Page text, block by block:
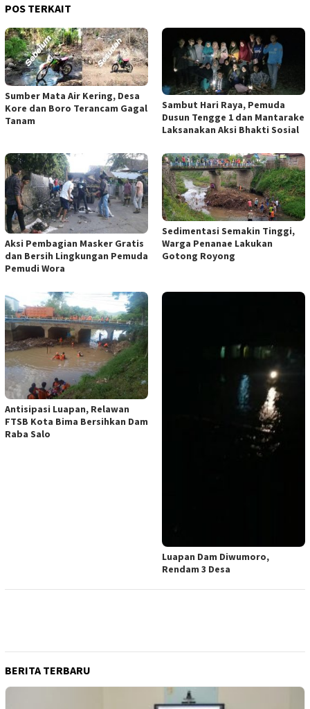
POS TERKAIT
Sumber Mata Air Kering, Desa
Kore dan Boro Terancam Gagal
Tanam
Sambut Hari Raya, Pemuda
Dusun Tengge 1 dan Mantarake
Laksanakan Aksi Bhakti Sosial
Aksi Pembagian Masker Gratis
dan Bersih Lingkungan Pemuda
Pemudi Wora
Sedimentasi Semakin Tinggi,
Warga Penanae Lakukan
Gotong Royong
Antisipasi Luapan, Relawan
FTSB Kota Bima Bersihkan Dam
Raba Salo
Luapan Dam Diwumoro,
Rendam 3 Desa
BERITA TERBARU